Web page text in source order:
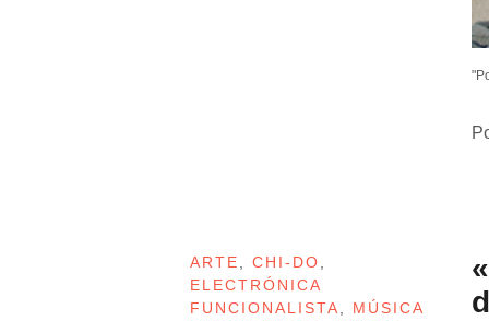
ARTE, CHI-DO,
ELECTRÓNICA
FUNCIONALISTA, MÚSICA